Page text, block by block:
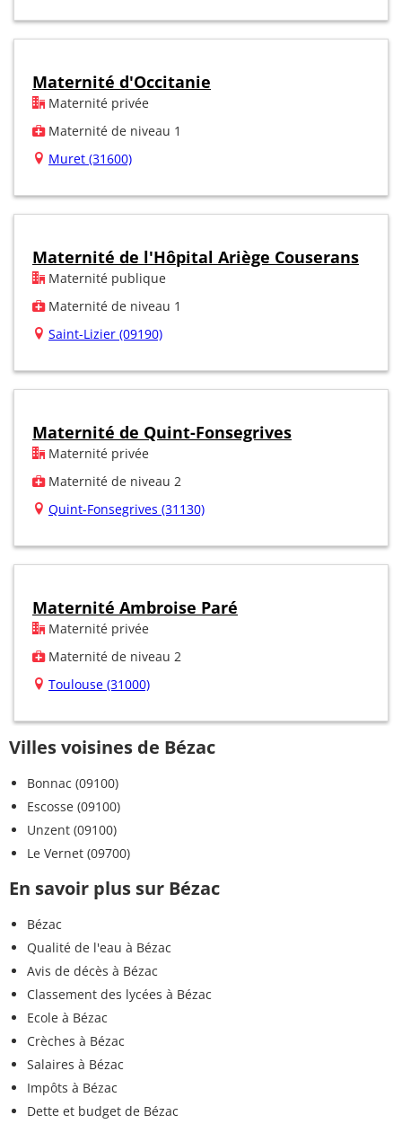
Maternité d'Occitanie
Maternité privée
Maternité de niveau 1
Muret (31600)
Maternité de l'Hôpital Ariège Couserans
Maternité publique
Maternité de niveau 1
Saint-Lizier (09190)
Maternité de Quint-Fonsegrives
Maternité privée
Maternité de niveau 2
Quint-Fonsegrives (31130)
Maternité Ambroise Paré
Maternité privée
Maternité de niveau 2
Toulouse (31000)
Villes voisines de Bézac
Bonnac (09100)
Escosse (09100)
Unzent (09100)
Le Vernet (09700)
En savoir plus sur Bézac
Bézac
Qualité de l'eau à Bézac
Avis de décès à Bézac
Classement des lycées à Bézac
Ecole à Bézac
Crèches à Bézac
Salaires à Bézac
Impôts à Bézac
Dette et budget de Bézac